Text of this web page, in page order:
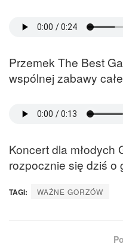
Przemek The Best
wspólnej zabawy
Koncert dla młodych
rozpocznie się dziś o
TAGI: WAŻNE GORZÓW